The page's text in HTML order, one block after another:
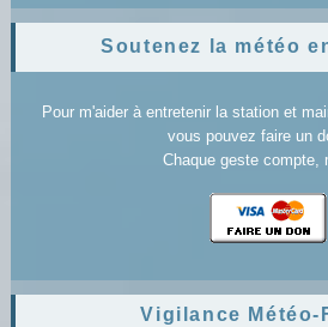
Soutenez la météo
Pour m'aider à entretenir la station et
vous pouvez faire un
Chaque geste compte,
Vigilance Météo-